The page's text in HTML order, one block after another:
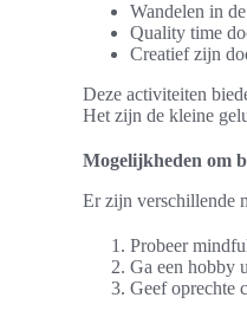
Wandelen in
Quality time
Creatief zijn
Deze activiteiten
Het zijn de kleine
Mogelijkheden om
Er zijn verschillende
Probeer
Ga een hobby
Geef oprechte